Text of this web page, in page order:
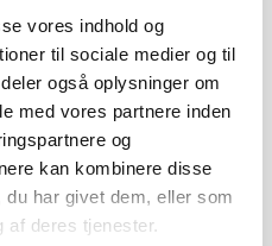
vores indhold og
til sociale medier og til
også oplysninger om
med vores partnere inden
og
kan kombinere disse
har givet dem, eller som
af deres tjenester.
allerede den
såfremt du har bestilt